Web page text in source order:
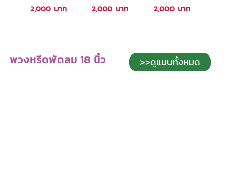
2,000 บาท 2,000 บาท 2,000 บาท
พวงหรีดพัดลม 18 นิ้ว >>ดูแบบทั้งหมด